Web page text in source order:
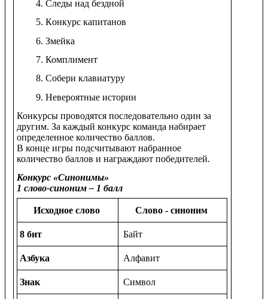
Следы над бездной
Конкурс капитанов
Змейка
Комплимент
Собери клавиатуру
Невероятные истории
Конкурсы проводятся последовательно один за
другим. За каждый конкурс команда набирает
определенное количество баллов.
В конце игры подсчитывают набранное
количество баллов и награждают победителей.
Конкурс «Синонимы»
1 слово-синоним – 1 балл
Исходное слово Слово - синоним
8 бит Байт
Азбука Алфавит
Знак Символ